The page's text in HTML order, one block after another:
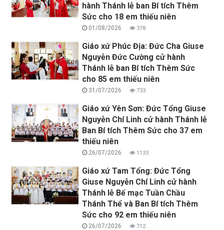
hành Thánh lễ ban Bí tích Thêm
Sức cho 18 em thiếu niên
01/08/2026 378
Giáo xứ Phúc Địa: Đức Cha Giuse
Nguyễn Đức Cường cử hành
Thánh lễ ban Bí tích Thêm Sức
cho 85 em thiếu niên
31/07/2026 733
Giáo xứ Yên Sơn: Đức Tổng Giuse
Nguyễn Chí Linh cử hành Thánh lễ
Ban Bí tích Thêm Sức cho 37 em
thiếu niên
26/07/2026 1133
Giáo xứ Tam Tổng: Đức Tổng
Giuse Nguyễn Chí Linh cử hành
Thánh lễ Bế mạc Tuần Chầu
Thánh Thể và Ban Bí tích Thêm
Sức cho 92 em thiếu niên
26/07/2026 712